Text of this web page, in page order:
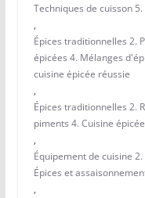
Techniques de cuisson
,
Épices traditionnelles 2.
épicées 4. Mélanges
cuisine épicée réussie
,
Épices traditionnelles 2.
piments 4. Cuisine
,
Équipement de cuisine
Épices et
,